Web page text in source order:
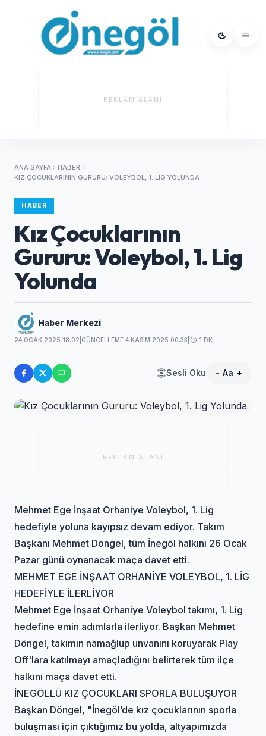
REKLAM ALANI
ANA SAYFA
HABER
KIZ ÇOCUKLARININ GURURU: VOLEYBOL, 1. LIG YOLUNDA
HABER
Kız Çocuklarının
Gururu: Voleybol, 1. Lig
Yolunda
Haber Merkezi
24 OCAK 2025 18:02 GÜNCELLEME 4 KASIM 2025 00:33 1 DK
Sesli Oku - Aa +
REKLAM ALANI
Mehmet Ege İnşaat Orhaniye Voleybol, 1. Lig
hedefiyle yoluna kayıpsız devam ediyor. Takım
Başkanı Mehmet Döngel, tüm İnegöl halkını 26 Ocak
Pazar günü oynanacak maça davet etti.
MEHMET EGE İNŞAAT ORHANİYE VOLEYBOL, 1. LİG
HEDEFİYLE İLERLİYOR
Mehmet Ege İnşaat Orhaniye Voleybol takımı, 1. Lig
hedefine emin adımlarla ilerliyor. Başkan Mehmet
Döngel, takımın namağlup unvanını koruyarak Play
Off'lara katılmayı amaçladığını belirterek tüm ilçe
halkını maça davet etti.
İNEGÖLLÜ KIZ ÇOCUKLARI SPORLA BULUŞUYOR
Başkan Döngel, "İnegöl’de kız çocuklarının sporla
buluşması için çıktığımız bu yolda, altyapımızda